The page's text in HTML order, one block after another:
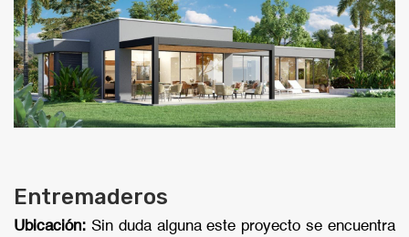
Entremaderos
Ubicación: Sin duda alguna este proyecto se encuentra